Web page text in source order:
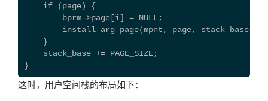
if (page) {
bprm->page[i] = NULL;
install_arg_page(mpnt, page, stack_base);
}
stack_base += PAGE_SIZE;
}
这时，用户空间栈的布局如下：